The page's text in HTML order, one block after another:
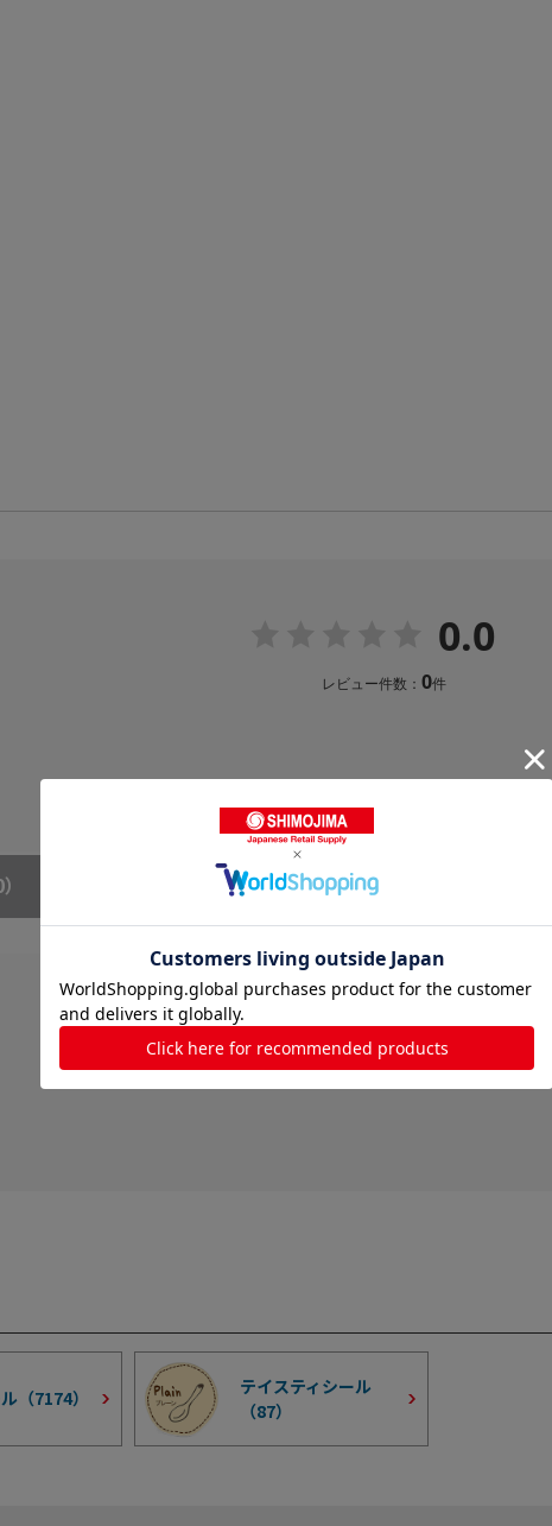
0.0
レビュー件数： 0件
レビューはありません。
（7174）
テイスティシール
（87）